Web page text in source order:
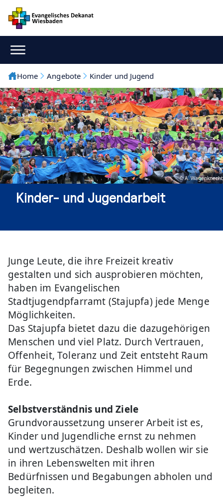
Home Angebote Kinder und Jugend
© A. Wagenknecht
Kinder- und Jugendarbeit
Junge Leute, die ihre Freizeit kreativ
gestalten und sich ausprobieren möchten,
haben im Evangelischen
Stadtjugendpfarramt (Stajupfa) jede Menge
Möglichkeiten.
Das Stajupfa bietet dazu die dazugehörigen
Menschen und viel Platz. Durch Vertrauen,
Offenheit, Toleranz und Zeit entsteht Raum
für Begegnungen zwischen Himmel und
Erde.
Selbstverständnis und Ziele
Grundvoraussetzung unserer Arbeit ist es,
Kinder und Jugendliche ernst zu nehmen
und wertzuschätzen. Deshalb wollen wir sie
in ihren Lebenswelten mit ihren
Bedürfnissen und Begabungen abholen und
begleiten.